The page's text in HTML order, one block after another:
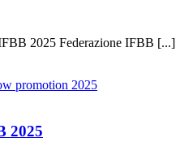
2025 Federazione IFBB [...]
2025